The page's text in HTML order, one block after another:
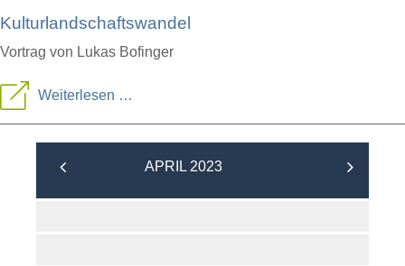
Kulturlandschaftswandel
Vortrag von Lukas Bofinger
Weiterlesen …
APRIL 2023